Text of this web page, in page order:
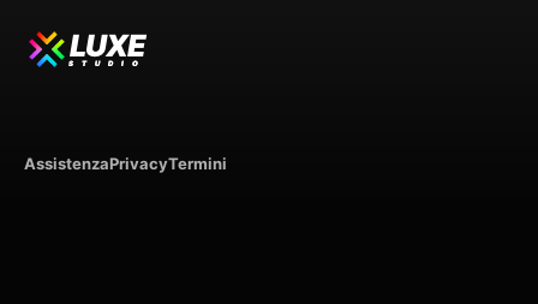
LUXE
STUDIO
AssistenzaPrivacyTermini